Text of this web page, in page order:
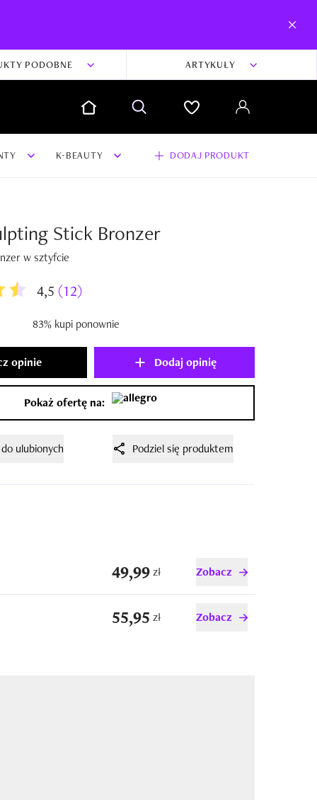
PODOBNE ARTYKUŁY
K-BEAUTY DODAJ PRODUKT
dodaj swoją opinię i zdjęcia do produktu
Stick Bronzer
w sztyfcie
4,5 (12)
83% kupi ponownie
opinie Dodaj opinię
Pokaż ofertę na:
ulubionych Podziel się produktem
49,99zł Zobacz
55,95 zł Zobacz